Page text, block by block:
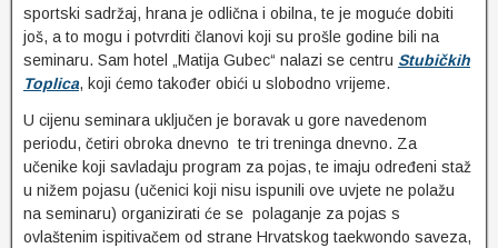
sportski sadržaj, hrana je odlična i obilna, te je moguće dobiti
još, a to mogu i potvrditi članovi koji su prošle godine bili na
seminaru. Sam hotel „Matija Gubec“ nalazi se centru Stubičkih
Toplica, koji ćemo također obići u slobodno vrijeme.
U cijenu seminara uključen je boravak u gore navedenom
periodu, četiri obroka dnevno te tri treninga dnevno. Za
učenike koji savladaju program za pojas, te imaju određeni staž
u nižem pojasu (učenici koji nisu ispunili ove uvjete ne polažu
na seminaru) organizirati će se polaganje za pojas s
ovlaštenim ispitivačem od strane Hrvatskog taekwondo saveza,